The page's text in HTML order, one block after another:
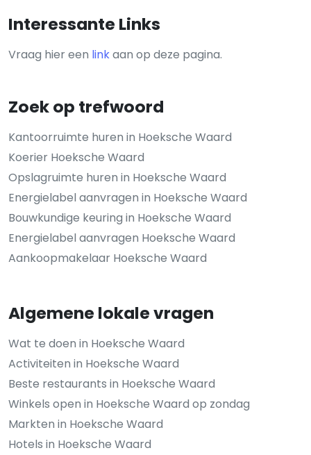
Interessante Links
Vraag hier een linkaan op deze pagina.
Zoek op trefwoord
Kantoorruimte huren in Hoeksche Waard
Koerier Hoeksche Waard
Opslagruimte huren in Hoeksche Waard
Energielabel aanvragen in Hoeksche Waard
Bouwkundige keuring in Hoeksche Waard
Energielabel aanvragen Hoeksche Waard
Aankoopmakelaar Hoeksche Waard
Algemene lokale vragen
Wat te doen in Hoeksche Waard
Activiteiten in Hoeksche Waard
Beste restaurants in Hoeksche Waard
Winkels open in Hoeksche Waard op zondag
Markten in Hoeksche Waard
Hotels in Hoeksche Waard